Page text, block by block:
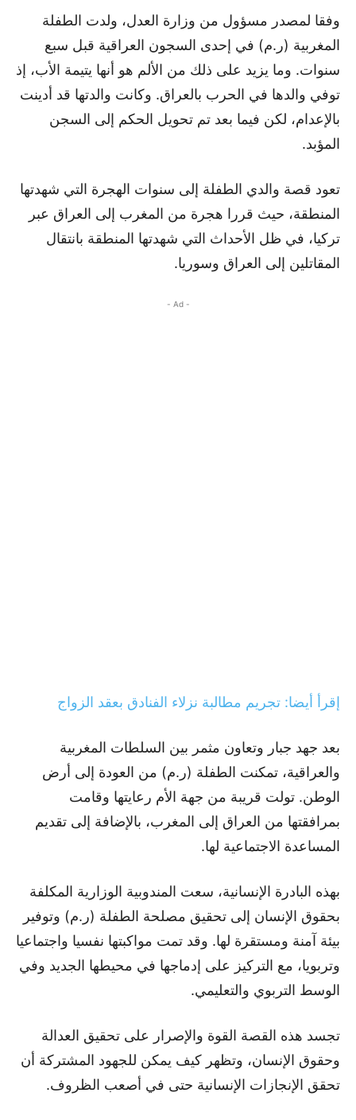
وفقا لمصدر مسؤول من وزارة العدل، ولدت الطفلة
المغربية (ر.م) في إحدى السجون العراقية قبل سبع
سنوات. وما يزيد على ذلك من الألم هو أنها يتيمة الأب، إذ
توفي والدها في الحرب بالعراق. وكانت والدتها قد أدينت
بالإعدام، لكن فيما بعد تم تحويل الحكم إلى السجن
المؤبد.
تعود قصة والدي الطفلة إلى سنوات الهجرة التي شهدتها
المنطقة، حيث قررا هجرة من المغرب إلى العراق عبر
تركيا، في ظل الأحداث التي شهدتها المنطقة بانتقال
المقاتلين إلى العراق وسوريا.
- Ad -
إقرأ أيضا: تجريم مطالبة نزلاء الفنادق بعقد الزواج
بعد جهد جبار وتعاون مثمر بين السلطات المغربية
والعراقية، تمكنت الطفلة (ر.م) من العودة إلى أرض
الوطن. تولت قريبة من جهة الأم رعايتها وقامت
بمرافقتها من العراق إلى المغرب، بالإضافة إلى تقديم
المساعدة الاجتماعية لها.
بهذه البادرة الإنسانية، سعت المندوبية الوزارية المكلفة
بحقوق الإنسان إلى تحقيق مصلحة الطفلة (ر.م) وتوفير
بيئة آمنة ومستقرة لها. وقد تمت مواكبتها نفسيا واجتماعيا
وتربويا، مع التركيز على إدماجها في محيطها الجديد وفي
الوسط التربوي والتعليمي.
تجسد هذه القصة القوة والإصرار على تحقيق العدالة
وحقوق الإنسان، وتظهر كيف يمكن للجهود المشتركة أن
تحقق الإنجازات الإنسانية حتى في أصعب الظروف.